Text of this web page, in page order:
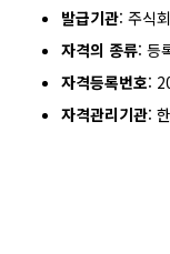
발급기관: 주식
자격의 종류: 등
자격등록번호:
자격관리기관: